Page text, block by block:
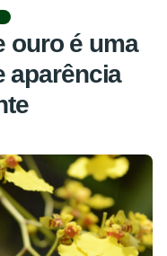
ouro é uma
aparência